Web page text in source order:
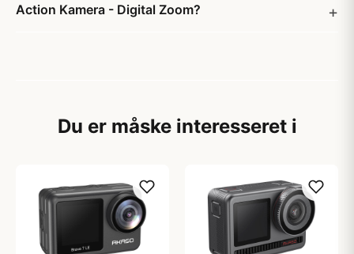
Action Kamera - Digital Zoom?
Du er måske interesseret i